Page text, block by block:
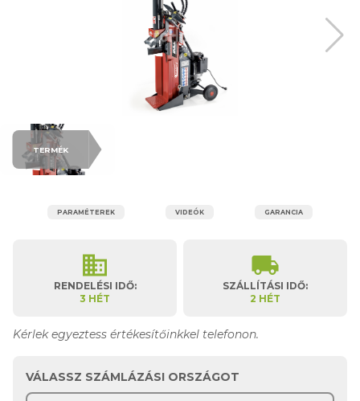
TERMÉK
PARAMÉTEREK VIDEÓK GARANCIA
Kérlek egyeztess értékesítőinkkel telefonon.
business
RENDELÉSI IDŐ:
3 HÉT
local_shipping
SZÁLLÍTÁSI IDŐ:
2 HÉT
VÁLASSZ SZÁMLÁZÁSI ORSZÁGOT